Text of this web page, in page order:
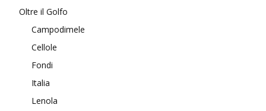
Oltre il Golfo
Campodimele
Cellole
Fondi
Italia
Lenola